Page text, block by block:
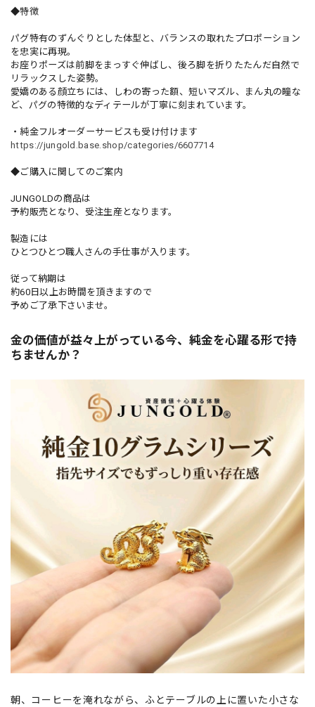
◆特徴
パグ特有のずんぐりとした体型と、バランスの取れたプロポーション
を忠実に再現。
お座りポーズは前脚をまっすぐ伸ばし、後ろ脚を折りたたんだ自然で
リラックスした姿勢。
愛嬌のある顔立ちには、しわの寄った額、短いマズル、まん丸の瞳な
ど、パグの特徴的なディテールが丁寧に刻まれています。
・純金フルオーダーサービスも受け付けます
https://jungold.base.shop/categories/6607714
◆ご購入に関してのご案内
JUNGOLDの商品は
予約販売となり、受注生産となります。
製造には
ひとつひとつ職人さんの手仕事が入ります。
従って納期は
約60日以上お時間を頂きますので
予めご了承下さいませ。
金の価値が益々上がっている今、純金を心躍る形で持
ちませんか？
朝、コーヒーを淹れながら、ふとテーブルの上に置いた小さな